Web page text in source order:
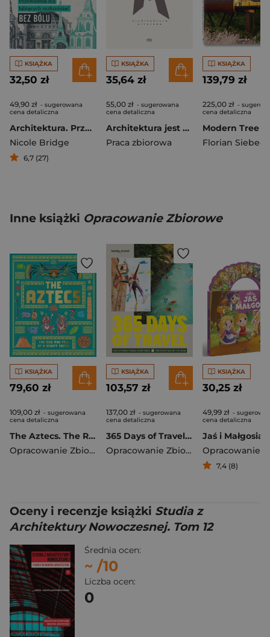
KSIĄŻKA
32,50 zł
49,90 zł - sugerowana
cena detaliczna
Architektura. Przewodnik dla lubiących rozkminiać bez bólu
Nicole Bridge
6,7 (27)
KSIĄŻKA
35,64 zł
55,00 zł - sugerowana
cena detaliczna
Architektura jest najważniejsza. Architektura utracona. Tom 9
Praca zbiorowa
KSIĄŻKA
139,79 zł
225,00 zł -
cena detaliczna
Florian Siebeck
Inne książki Opracowanie Zbiorowe
KSIĄŻKA
79,60 zł
109,00 zł - sugerowana
cena detaliczna
The Aztecs. The Rise and Fall of a Mighty Empire
Opracowanie Zbiorowe
KSIĄŻKA
103,57 zł
137,00 zł - sugerowana
cena detaliczna
365 Days of Travel. Lonely Planet
Opracowanie Zbiorowe
KSIĄŻKA
30,25 zł
49,99 zł -
cena detaliczna
Jaś i Małgosia
7,4 (8)
Oceny i recenzje książki Studia z
Architektury Nowoczesnej. Tom 12
Średnia ocen:
~ /10
Liczba ocen:
0